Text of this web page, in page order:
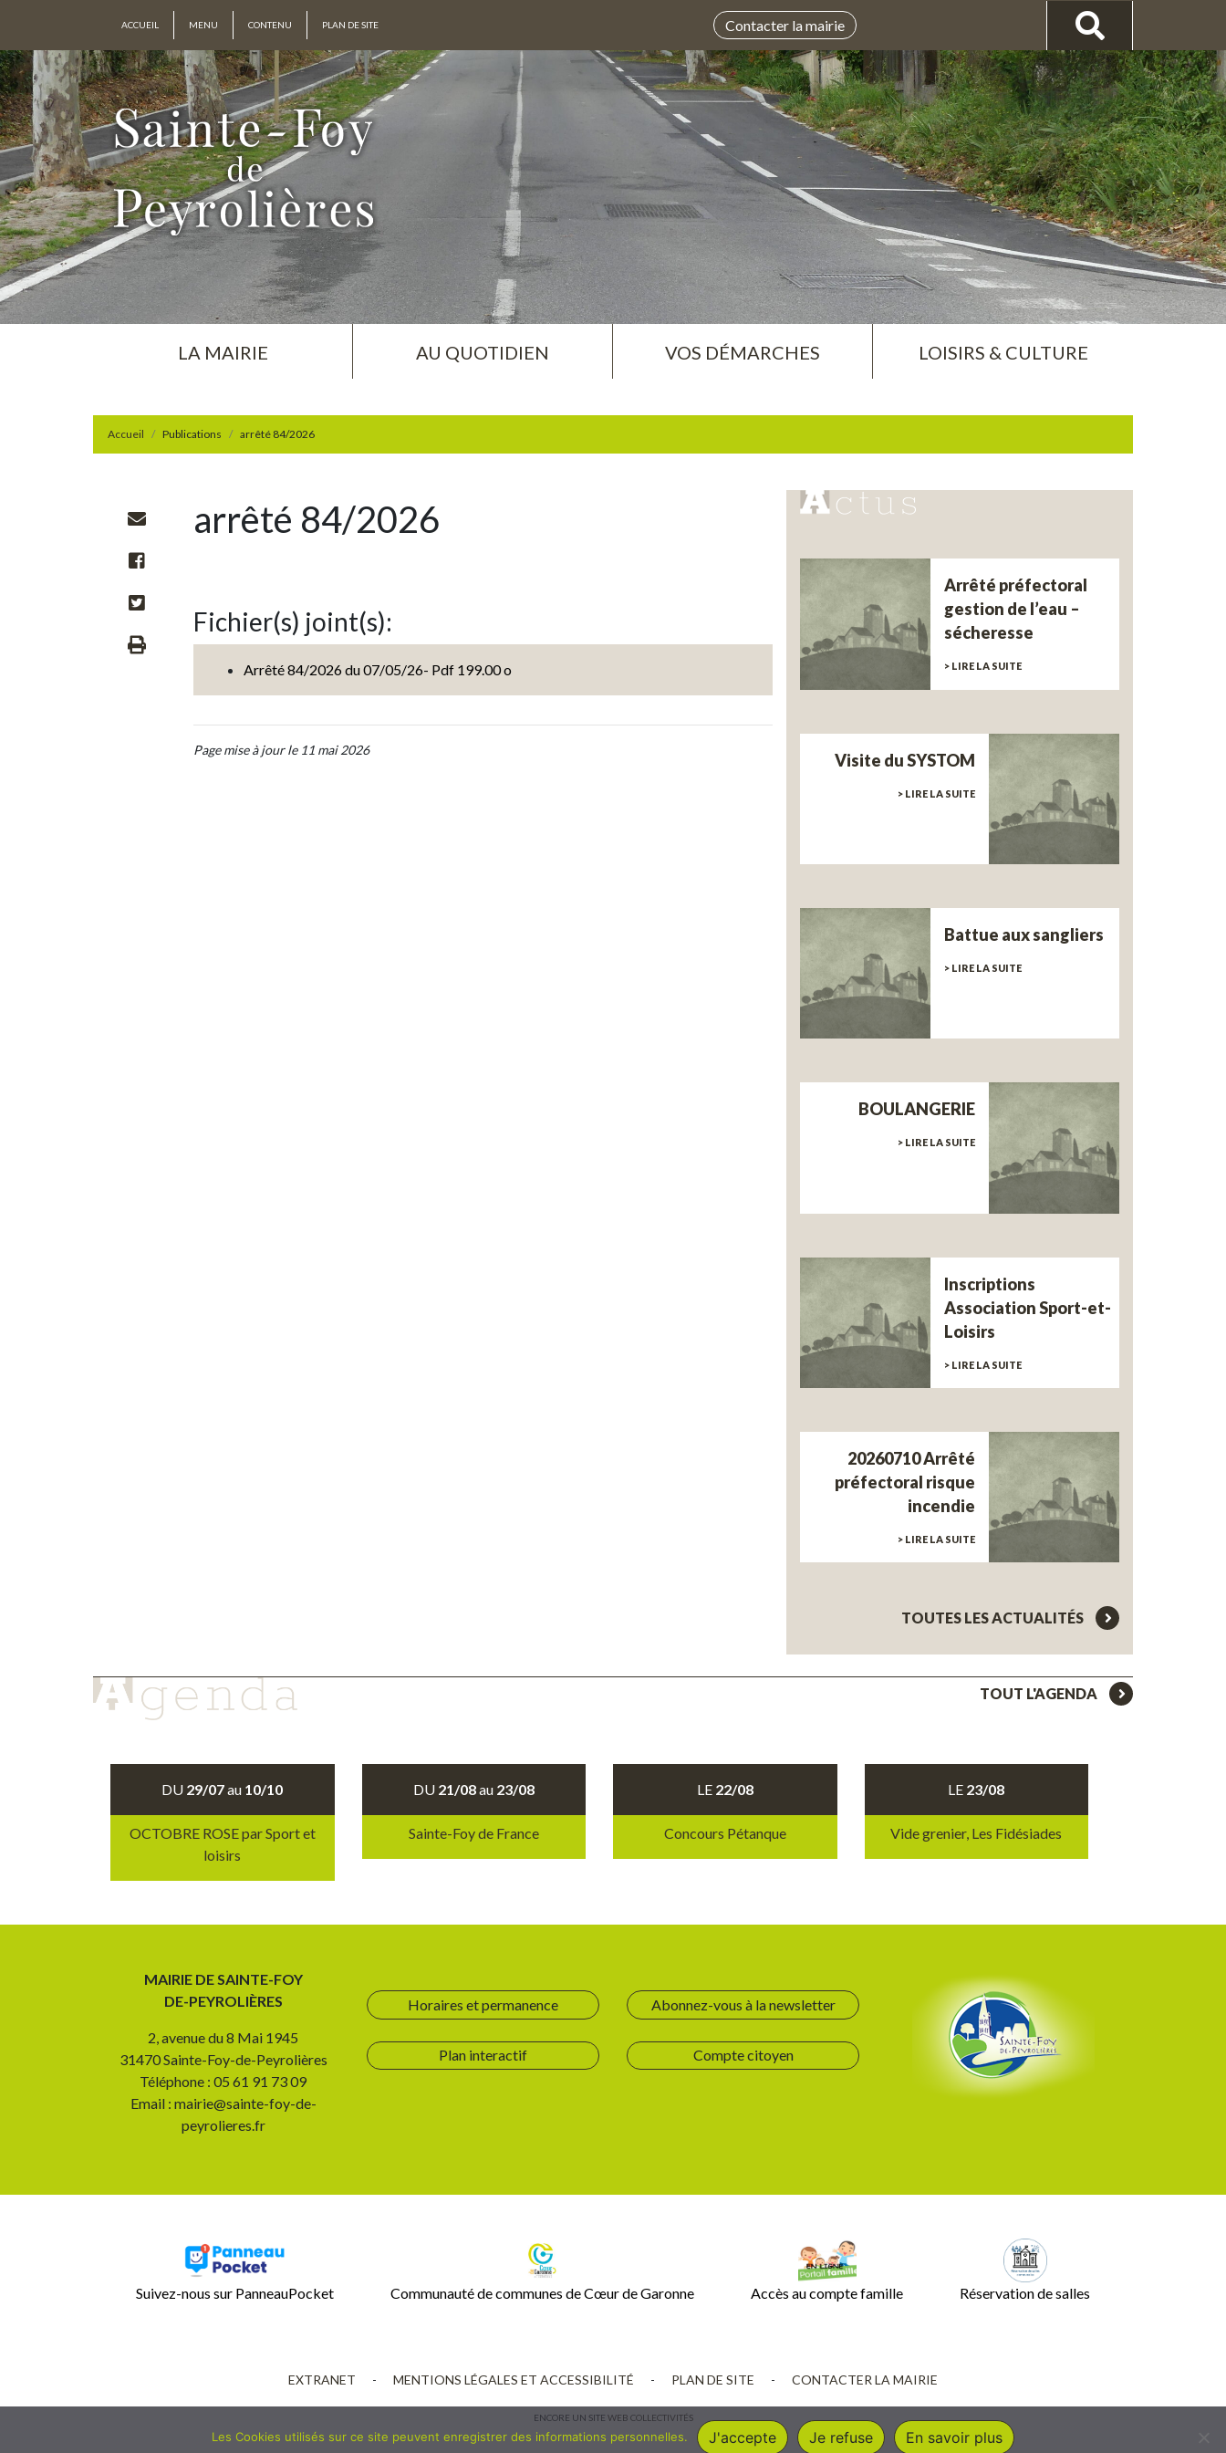
ACCUEIL MENU CONTENU PLAN DE SITE Contacter la mairie
LA MAIRIE AU QUOTIDIEN VOS DÉMARCHES LOISIRS & CULTURE
Accueil Publications arrêté 84/2026
arrêté 84/2026
Fichier(s) joint(s):
Arrêté 84/2026 du 07/05/26- Pdf 199.00 o
Page mise à jour le 11 mai 2026
Arrêté préfectoral
gestion de l’eau –
sécheresse
> LIRE LA SUITE
Visite du SYSTOM
> LIRE LA SUITE
Battue aux sangliers
> LIRE LA SUITE
BOULANGERIE
> LIRE LA SUITE
Inscriptions
Association Sport-et-
Loisirs
> LIRE LA SUITE
20260710 Arrêté
préfectoral risque
incendie
> LIRE LA SUITE
TOUTES LES ACTUALITÉS
TOUT L'AGENDA
DU 29/07au 10/10
OCTOBRE ROSE par Sport et
loisirs
DU 21/08au 23/08
Sainte-Foy de France
LE 22/08
Concours Pétanque
LE 23/08
Vide grenier, Les Fidésiades
MAIRIE DE SAINTE-FOY
DE-PEYROLIÈRES
2, avenue du 8 Mai 1945
31470 Sainte-Foy-de-Peyrolières
Téléphone : 05 61 91 73 09
Email : mairie@sainte-foy-de-
peyrolieres.fr
Horaires et permanence
Plan interactif
Abonnez-vous à la newsletter
Compte citoyen
Suivez-nous sur PanneauPocket Communauté de communes de Cœur de Garonne Accès au compte famille Réservation de salles
EXTRANET - MENTIONS LÉGALES ET ACCESSIBILITÉ - PLAN DE SITE - CONTACTER LA MAIRIE
ENCORE UN SITE WEB COLLECTIVITÉS
Les Cookies utilisés sur ce site peuvent enregistrer des informations personnelles. J'accepte Je refuse En savoir plus